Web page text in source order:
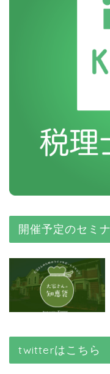
開催予定のセミ
twitterはこちら